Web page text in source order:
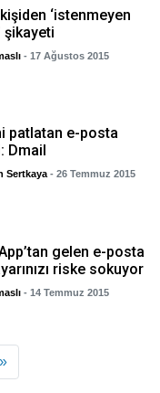
‘istenmeyen
şikayeti
- 17 Ağustos 2015
patlatan e-posta
Dmail
Sertkaya - 26 Temmuz 2015
gelen e-posta
riske sokuyor
- 14 Temmuz 2015
»